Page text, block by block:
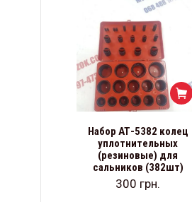
Набор АТ-5382 колец
уплотнительных
(резиновые) для
сальников (382шт)
300 грн.